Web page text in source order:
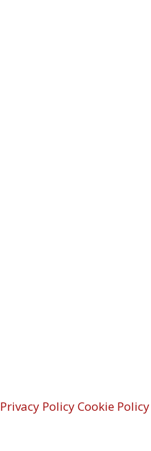
Privacy PolicyCookie Policy